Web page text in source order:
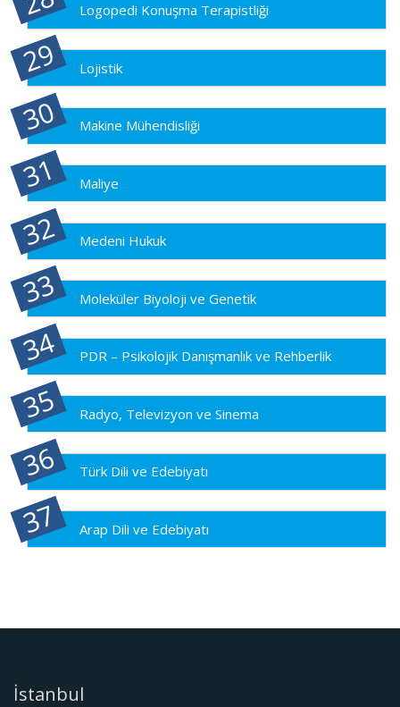
Logopedi Konuşma Terapistliği
Lojistik
Makine Mühendisliği
Maliye
Medeni Hukuk
Moleküler Biyoloji ve Genetik
PDR – Psikolojik Danışmanlık ve Rehberlik
Radyo, Televizyon ve Sinema
Türk Dili ve Edebiyatı
Arap Dili ve Edebiyatı
İstanbul